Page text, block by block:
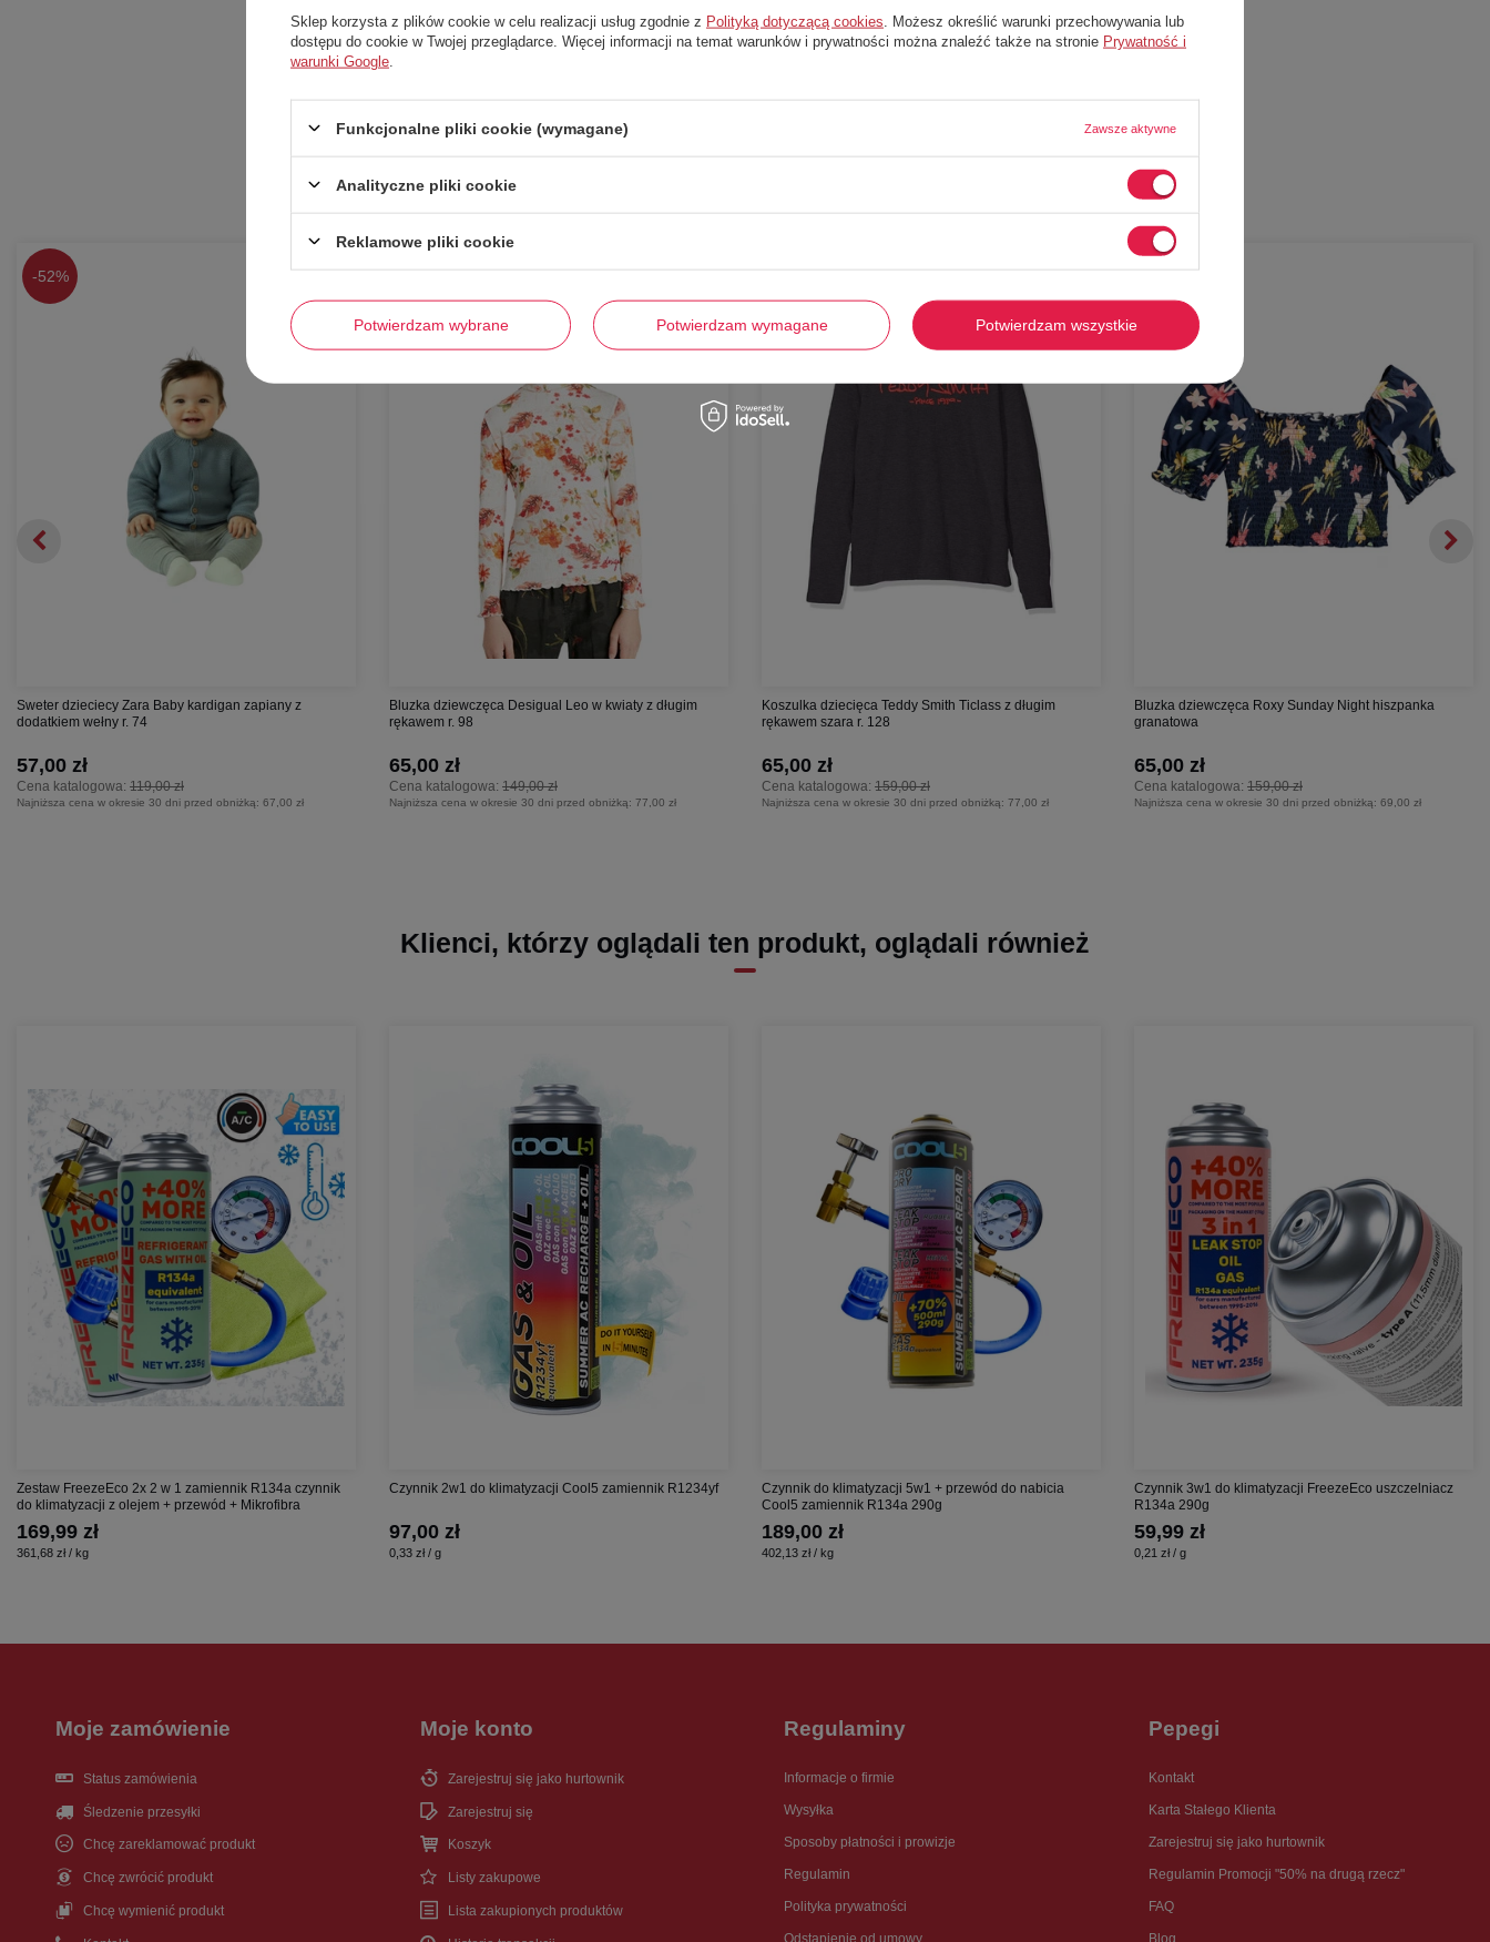
-52%
Sweter dzieciecy Zara Baby kardigan zapiany z
dodatkiem wełny r. 74
Cena katalogowa: 119,00 zł
57,00 zł
Najniższa cena w okresie 30 dni przed obniżką: 67,00 zł
Bluzka dziewczęca Desigual Leo w kwiaty z długim
rękawem r. 98
Cena katalogowa: 149,00 zł
65,00 zł
Najniższa cena w okresie 30 dni przed obniżką: 77,00 zł
Koszulka dziecięca Teddy Smith Ticlass z długim
rękawem szara r. 128
Cena katalogowa: 159,00 zł
65,00 zł
Najniższa cena w okresie 30 dni przed obniżką: 77,00 zł
Bluzka dziewczęca Roxy Sunday Night hiszpanka
granatowa
Cena katalogowa: 159,00 zł
65,00 zł
Najniższa cena w okresie 30 dni przed obniżką: 69,00 zł
Klienci, którzy oglądali ten produkt, oglądali również
Zestaw FreezeEco 2x 2 w 1 zamiennik R134a czynnik
do klimatyzacji z olejem + przewód + Mikrofibra
169,99 zł
361,68 zł / kg
Czynnik 2w1 do klimatyzacji Cool5 zamiennik R1234yf
97,00 zł
0,33 zł / g
Czynnik do klimatyzacji 5w1 + przewód do nabicia
Cool5 zamiennik R134a 290g
189,00 zł
402,13 zł / kg
Czynnik 3w1 do klimatyzacji FreezeEco uszczelniacz
R134a 290g
59,99 zł
0,21 zł / g
Moje zamówienie
Status zamówienia
Śledzenie przesyłki
Chcę zareklamować produkt
Chcę zwrócić produkt
Chcę wymienić produkt
Moje konto
Zarejestruj się jako hurtownik
Zarejestruj się
Koszyk
Listy zakupowe
Lista zakupionych produktów
Regulaminy
Informacje o firmie
Wysyłka
Sposoby płatności i prowizje
Regulamin
Polityka prywatności
Odstąpienie od umowy
Pepegi
Kontakt
Karta Stałego Klienta
Zarejestruj się jako hurtownik
Regulamin Promocji "50% na drugą rzecz"
FAQ
Blog
Sklep korzysta z plików cookie w celu realizacji usług zgodnie z Polityką dotyczącą cookies . Możesz określić warunki przechowywania lub
dostępu do cookie w Twojej przeglądarce. Więcej informacji na temat warunków i prywatności można znaleźć także na stronie Prywatność i
warunki Google
Funkcjonalne pliki cookie (wymagane) Zawsze aktywne
Analityczne pliki cookie
Reklamowe pliki cookie
Potwierdzam wybrane Potwierdzam wymagane Potwierdzam wszystkie